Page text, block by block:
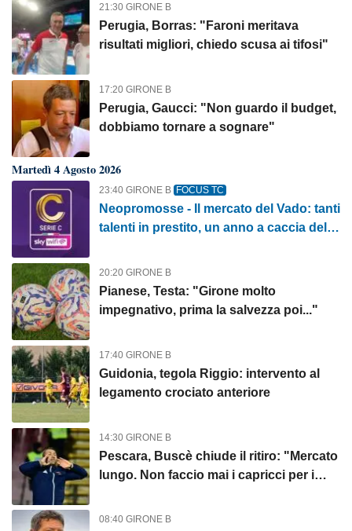
21:30 GIRONE B
Perugia, Borras: "Faroni meritava
risultati migliori, chiedo scusa ai tifosi"
17:20 GIRONE B
Perugia, Gaucci: "Non guardo il budget,
dobbiamo tornare a sognare"
Martedì 4 Agosto 2026
23:40 GIRONE B FOCUS TC
Neopromosse - Il mercato del Vado: tanti
talenti in prestito, un anno a caccia della
20:20 GIRONE B
Pianese, Testa: "Girone molto
impegnativo, prima la salvezza poi..."
17:40 GIRONE B
Guidonia, tegola Riggio: intervento al
legamento crociato anteriore
14:30 GIRONE B
Pescara, Buscè chiude il ritiro: "Mercato
lungo. Non faccio mai i capricci per i
08:40 GIRONE B